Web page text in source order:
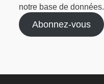
notre base de données.
Abonnez-vous